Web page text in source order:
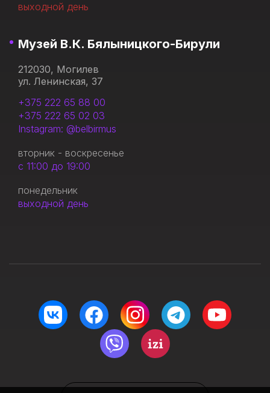
выходной день
Музей В.К. Бялыницкого-Бирули
212030, Могилев
ул. Ленинская, 37
+375 222 65 88 00
+375 222 65 02 03
Instagram: @belbirmus
вторник - воскресенье
с 11:00 до 19:00
понедельник
выходной день